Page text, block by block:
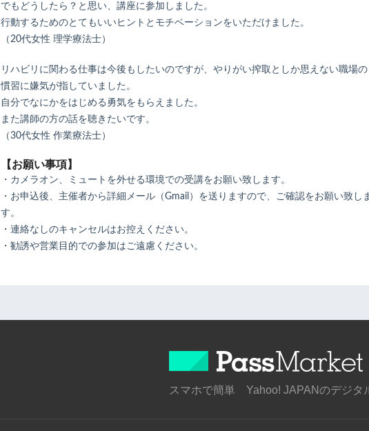
でもどうしたら？と思い、講座に参加しました。
行動するためのとてもいいヒントとモチベーションをいただけました。
（20代女性 理学療法士）
リハビリに関わる仕事は今後もしたいのですが、やりがい搾取としか思えない職場の
慣習に嫌気が指していました。
自分でなにかをはじめる勇気をもらえました。
また講師の方の話を聴きたいです。
（30代女性 作業療法士）
【お願い事項】
・カメラオン、ミュートを外せる環境での受講をお願い致します。
・お申込後、主催者から詳細メール（Gmail）を送りますので、ご確認をお願い致し
す。
・連絡なしのキャンセルはお控えください。
・勧誘や営業目的での参加はご遠慮ください。
スマホで簡単 Yahoo! JAPANのデジタ